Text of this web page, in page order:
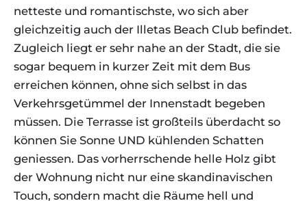
netteste und romantischste, wo sich aber
gleichzeitig auch der Illetas Beach Club befindet.
Zugleich liegt er sehr nahe an der Stadt, die sie
sogar bequem in kurzer Zeit mit dem Bus
erreichen können, ohne sich selbst in das
Verkehrsgetümmel der Innenstadt begeben
müssen. Die Terrasse ist großteils überdacht so
können Sie Sonne UND kühlenden Schatten
geniessen. Das vorherrschende helle Holz gibt
der Wohnung nicht nur eine skandinavischen
Touch, sondern macht die Räume hell und